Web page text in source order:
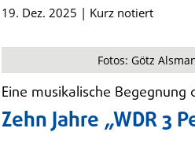
19. Dez. 2025 | Kurz notiert
Fotos: Götz
Eine musikalische Begegnung
Zehn Jahre „WDR 3